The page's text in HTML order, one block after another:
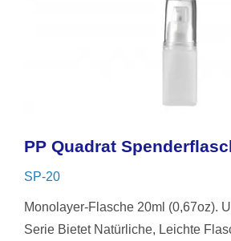
PP Quadrat
SP-20
Monolayer-Flasche 20ml (0,67oz).
Serie Bietet Natürliche, Leichte